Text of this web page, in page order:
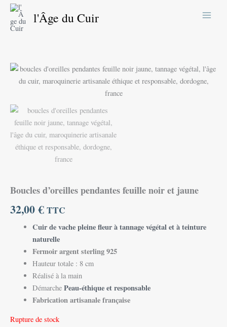
Aller
contenu
l'Âge du Cuir
Boucles d’oreilles pendantes feuille noir et jaune
32,00€TTC
Cuir de vache pleine fleur à tannage végétal et à teinture
naturelle
Fermoir argent sterling 925
Hauteur totale : 8 cm
Réalisé à la main
Démarche Peau-éthique et responsable
Fabrication artisanale française
Rupture de stock